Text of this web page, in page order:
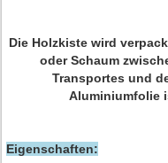
Die Holzkiste wird
oder Schaum
Transportes und
Aluminiumfolie
Eigenschaften: